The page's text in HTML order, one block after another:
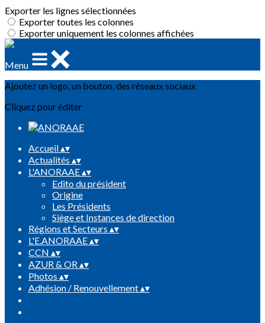
Exporter les lignes sélectionnées
Exporter toutes les colonnes
Exporter uniquement les colonnes affichées
Menu
Ajoutez un logo, un bouton, des réseaux sociaux
Cliquez pour éditer
Accueil▴▾
Actualités ▴▾
L'ANORAAE▴▾
Edito du président
Origine
Les Présidents
Siège et Instances de direction
Régions et Secteurs ▴▾
L'E.ANORAAE▴▾
CCN ▴▾
AZUR & OR▴▾
Photos ▴▾
Adhésion / Renouvellement▴▾